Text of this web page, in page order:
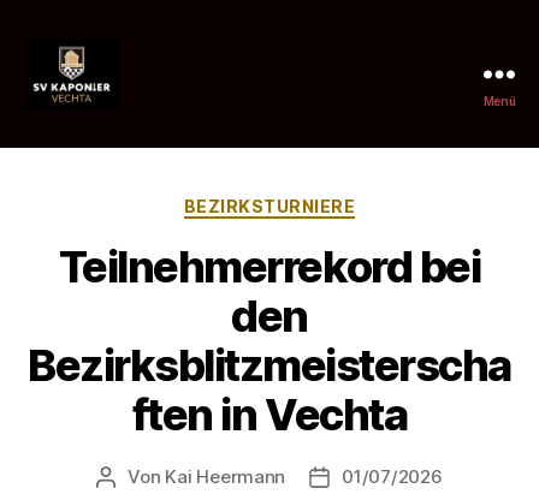
Menü
Kategorien
BEZIRKSTURNIERE
Teilnehmerrekord bei
den
Bezirksblitzmeisterscha
ften in Vechta
Beitragsautor
Von Kai Heermann Beitragsdatum
01/07/2026